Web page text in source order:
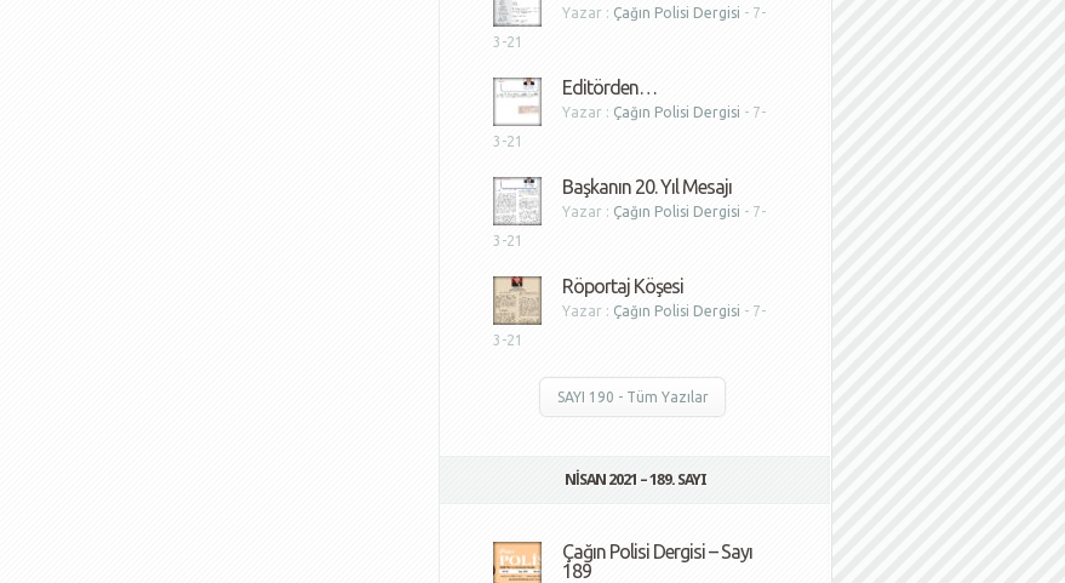
Yazar : Çağın Polisi Dergisi - 7-
3-21
Editörden…
Yazar : Çağın Polisi Dergisi - 7-
3-21
Başkanın 20. Yıl Mesajı
Yazar : Çağın Polisi Dergisi - 7-
3-21
Röportaj Köşesi
Yazar : Çağın Polisi Dergisi - 7-
3-21
SAYI 190 - Tüm Yazılar
NISAN 2021 – 189. SAYI
Çağın Polisi Dergisi – Sayı
189